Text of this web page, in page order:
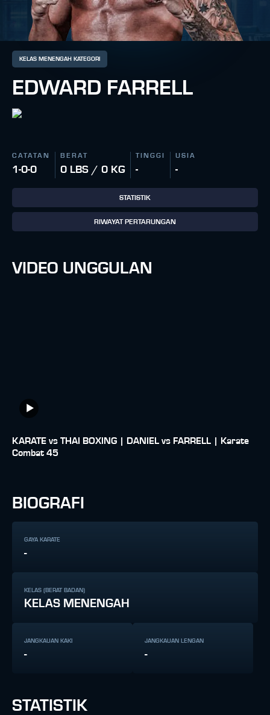
KELAS MENENGAH KATEGORI
EDWARD FARRELL
CATATAN
1-0-0
BERAT
0 LBS / 0 KG
TINGGI
-
USIA
-
STATISTIK
RIWAYAT PERTARUNGAN
VIDEO UNGGULAN
KARATE vs THAI BOXING | DANIEL vs FARRELL | Karate
Combat 45
BIOGRAFI
GAYA KARATE
-
KELAS (BERAT BADAN)
KELAS MENENGAH
JANGKAUAN KAKI
-
JANGKAUAN LENGAN
-
STATISTIK